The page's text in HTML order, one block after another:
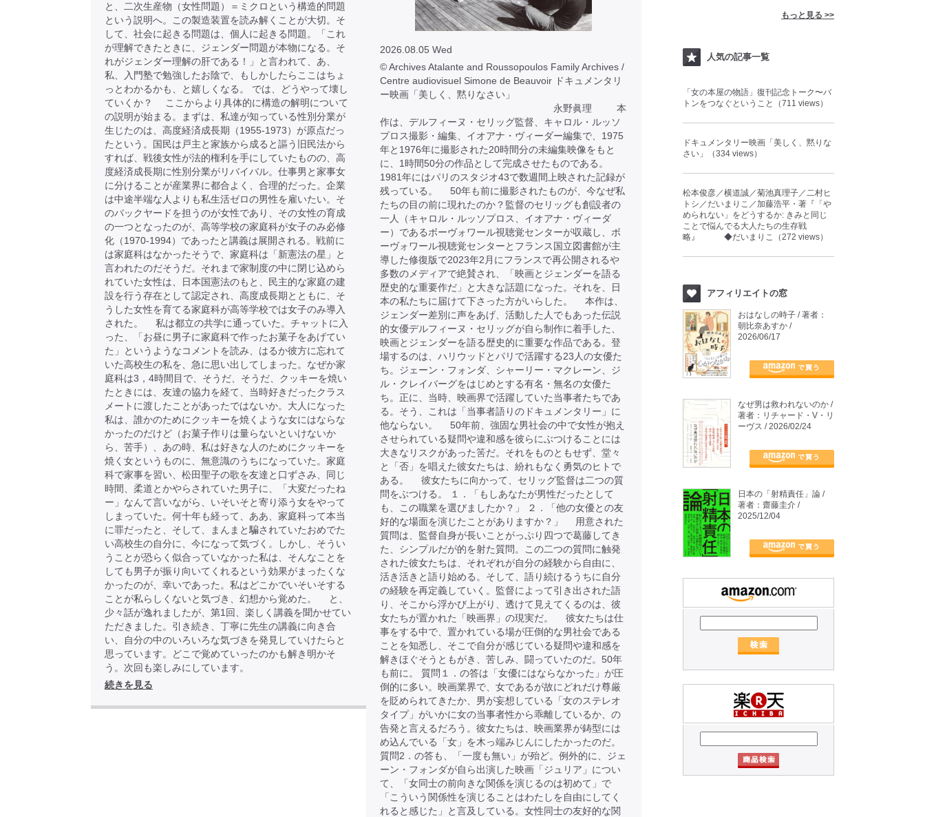
と、二次生産物（女性問題）＝ミクロという構造的問題
という説明へ。この製造装置を読み解くことが大切。そ
して、社会に起きる問題は、個人に起きる問題。「これ
が理解できたときに、ジェンダー問題が本物になる。そ
れがジェンダー理解の肝である！」と言われて、あ、
私、入門塾で勉強したお陰で、もしかしたらここはちょ
っとわかるかも、と嬉しくなる。 では、どうやって壊し
ていくか？ ここからより具体的に構造の解明について
の説明が始まる。まずは、私達が知っている性別分業が
生じたのは、高度経済成長期（1955-1973）が原点だっ
たという。国民は戸主と家族から成ると謳う旧民法から
すれば、戦後女性が法的権利を手にしていたものの、高
度経済成長期に性別分業がリバイバル。仕事男と家事女
に分けることが産業界に都合よく、合理的だった。企業
は中途半端な人よりも私生活ゼロの男性を雇いたい。そ
のバックヤードを担うのが女性であり、その女性の育成
の一つとなったのが、高等学校の家庭科が女子のみ必修
化（1970-1994）であったと講義は展開される。戦前に
は家庭科はなかったそうで、家庭科は「新憲法の星」と
言われたのだそうだ。それまで家制度の中に閉じ込めら
れていた女性は、日本国憲法のもと、民主的な家庭の建
設を行う存在として認定され、高度成長期とともに、そ
うした女性を育てる家庭科が高等学校では女子のみ導入
された。 私は都立の共学に通っていた。チャットに入
った、「お昼に男子に家庭科で作ったお菓子をあげてい
た」というようなコメントを読み、はるか彼方に忘れて
いた高校生の私を、急に思い出してしまった。なぜか家
庭科は3，4時間目で、そうだ、そうだ、クッキーを焼い
たときには、友達の協力を経て、当時好きだったクラス
メートに渡したことがあったではないか。大人になった
私は、誰かのためにクッキーを焼くような女にはならな
かったのだけど（お菓子作りは量らないといけないか
ら、苦手）、あの時、私は好きな人のためにクッキーを
焼く女というものに、無意識のうちになっていた。家庭
科で家事を習い、松田聖子の歌を友達と口ずさみ、同じ
時間、柔道とかやらされていた男子に、「大変だったね
ー」なんて言いながら、いそいそと寄り添う女をやって
しまっていた。何十年も経って、ああ、家庭科って本当
に罪だったと、そして、まんまと騙されていたおめでた
い高校生の自分に、今になって気づく。しかし、そうい
うことが恐らく似合っていなかった私は、そんなことを
しても男子が振り向いてくれるという効果がまったくな
かったのが、幸いであった。私はどこかでいそいそする
ことが私らしくないと気づき、幻想から覚めた。 と、
少々話が逸れましたが、第1回、楽しく講義を聞かせてい
ただきました。引き続き、丁寧に先生の講義に向き合
い、自分の中のいろいろな気づきを発見していけたらと
思っています。どこで覚めていったのかも解き明かそ
う。次回も楽しみにしています。
続きを見る
2026.08.05 Wed
© Archives Atalante and Roussopoulos Family Archives /
Centre audiovisuel Simone de Beauvoir ドキュメンタリ
ー映画「美しく、黙りなさい」
永野眞理 本
作は、デルフィーヌ・セリッグ監督、キャロル・ルッソ
プロス撮影・編集、イオアナ・ヴィーダー編集で、1975
年と1976年に撮影された20時間分の未編集映像をもと
に、1時間50分の作品として完成させたものである。
1981年にはパリのスタジオ43で数週間上映された記録が
残っている。 50年も前に撮影されたものが、今なぜ私
たちの目の前に現れたのか？監督のセリッグも創設者の
一人（キャロル・ルッソプロス、イオアナ・ヴィーダ
ー）であるボーヴォワール視聴覚センターが収蔵し、ボ
ーヴォワール視聴覚センターとフランス国立図書館が主
導した修復版で2023年2月にフランスで再公開されるや
多数のメディアで絶賛され、「映画とジェンダーを語る
歴史的な重要作だ」と大きな話題になった。それを、日
本の私たちに届けて下さった方がいらした。 本作は、
ジェンダー差別に声をあげ、活動した人でもあった伝説
的女優デルフィーヌ・セリッグが自ら制作に着手した、
映画とジェンダーを語る歴史的に重要な作品である。登
場するのは、ハリウッドとパリで活躍する23人の女優た
ち。ジェーン・フォンダ、シャーリー・マクレーン、ジ
ル・クレイバーグをはじめとする有名・無名の女優た
ち。正に、当時、映画界で活躍していた当事者たちであ
る。そう、これは「当事者語りのドキュメンタリー」に
他ならない。 50年前、強固な男社会の中で女性が抱え
させられている疑問や違和感を彼らにぶつけることには
大きなリスクがあった筈だ。それをものともせず、堂々
と「否」を唱えた彼女たちは、紛れもなく勇気のヒトで
ある。 彼女たちに向かって、セリッグ監督は二つの質
問をぶつける。 １．「もしあなたが男性だったとして
も、この職業を選びましたか？」 ２．「他の女優との友
好的な場面を演じたことがありますか？」 用意された
質問は、監督自身が長いことがっぷり四つで葛藤してき
た、シンプルだが的を射た質問。この二つの質問に触発
された彼女たちは、それぞれが自分の経験から自由に、
活き活きと語り始める。そして、語り続けるうちに自分
の経験を再定義していく。監督によって引き出された語
り、そこから浮かび上がり、透けて見えてくるのは、彼
女たちが置かれた「映画界」の現実だ。 彼女たちは仕
事をする中で、置かれている場が圧倒的な男社会である
ことを知悉し、そこで自分が感じている疑問や違和感を
解きほぐそうともがき、苦しみ、闘っていたのだ。50年
も前に。 質問１．の答は「女優にはならなかった」が圧
倒的に多い。映画業界で、女であるが故にどれだけ尊厳
を貶められてきたか、男が妄想している「女のステレオ
タイプ」がいかに女の当事者性から乖離しているか、の
告発と言えるだろう。彼女たちは、映画業界が鋳型には
め込んでいる「女」を木っ端みじんにしたかったのだ。
質問2．の答も、「一度も無い」が殆ど。例外的に、ジェ
ーン・フォンダが自ら出演した映画「ジュリア」につい
て、「女同士の前向きな関係を演じるのは初めて」で
「こういう関係性を演じることはわたしを自由にしてく
れると感じた」と言及している。女性同士の友好的な関
もっと見る >>
人気の記事一覧
「女の本屋の物語」復刊記念トーク〜バ
トンをつなぐということ（711 views）
ドキュメンタリー映画「美しく、黙りな
さい」（334 views）
松本俊彦／横道誠／菊池真理子／二村ヒ
トシ／だいまりこ／加藤浩平・著『「や
められない」をどうするか: きみと同じ
ことで悩んでる大人たちの生存戦
略』 ◆だいまりこ（272 views）
アフィリエイトの窓
おはなしの時子 / 著者：
朝比奈あすか /
2026/06/17
なぜ男は救われないのか /
著者：リチャード・V・リ
ーヴス / 2026/02/24
日本の「射精責任」論 /
著者：齋藤圭介 /
2025/12/04